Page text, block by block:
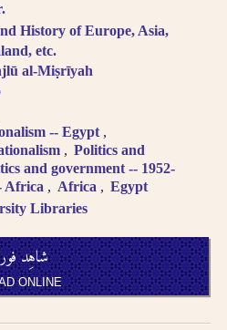
History of Europe, Asia,
etc.
al-Miṣrīyah
-- Egypt
Politics and
and government -- 1952-
Africa Africa
Egypt
Libraries
شاهِد
ONLINE